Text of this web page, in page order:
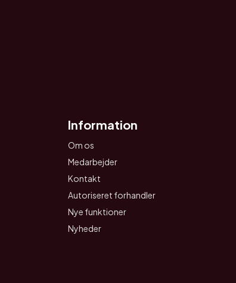
Information
Om os
Medarbejder
Kontakt
Autoriseret forhandler
Nye funktioner
Nyheder